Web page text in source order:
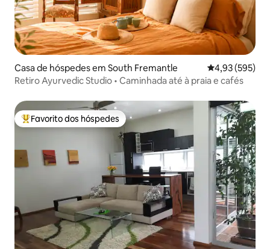
Casa de hóspedes em South Fremantle Classificação
4,93 (595)
Retiro Ayurvedic Studio • Caminhada até à praia e cafés
Favoritos dos hóspedes mais apreciados
Favorito dos hóspedes